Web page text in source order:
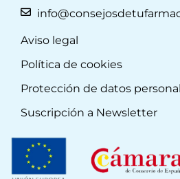
Aviso legal
Política de cookies
Protección de datos
Suscripción a Newsletter